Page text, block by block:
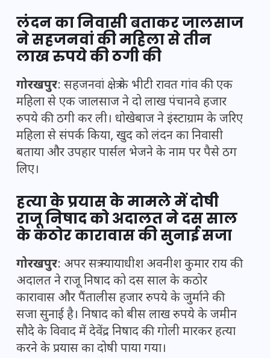
लंदन का निवासी बताकर जालसाज
ने सहजनवां की महिला से तीन
लाख रुपये की ठगी की
गोरखपुर: सहजनवां क्षेत्र के भीटी रावत गांव की एक
महिला से एक जालसाज ने दो लाख पंचानवे हजार
रुपये की ठगी कर ली। धोखेबाज ने इंस्टाग्राम के जरिए
महिला से संपर्क किया, खुद को लंदन का निवासी
बताया और उपहार पार्सल भेजने के नाम पर पैसे ठग
लिए।
हत्या के प्रयास के मामले में दोषी
राजू निषाद को अदालत ने दस साल
के कठोर कारावास की सुनाई सजा
गोरखपुर: अपर सत्र न्यायाधीश अवनीश कुमार राय की
अदालत ने राजू निषाद को दस साल के कठोर
कारावास और पैंतालीस हजार रुपये के जुर्माने की
सजा सुनाई है। निषाद को बीस लाख रुपये के जमीन
सौदे के विवाद में देवेंद्र निषाद की गोली मारकर हत्या
करने के प्रयास का दोषी पाया गया।